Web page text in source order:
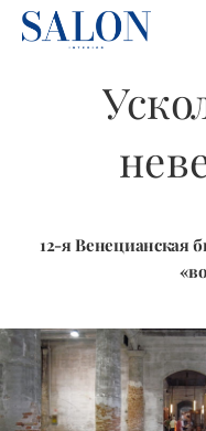
12-я Венецианская